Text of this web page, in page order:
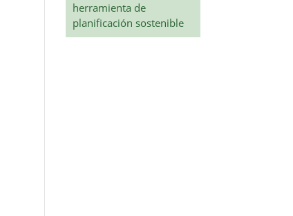
herramienta de
planificación sostenible